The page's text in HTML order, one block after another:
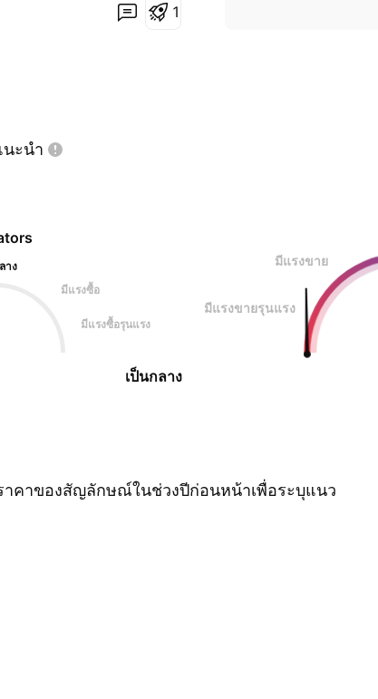
1
นะนำ
าง
มีแรงซื้อ
มีแรงซื้อรุนแรง
เป็นกลาง
มีแรงขาย
มีแรงขายรุนแรง
าคาของสัญลักษณ์ในช่วงปีก่อนหน้าเพื่อระบุแนว